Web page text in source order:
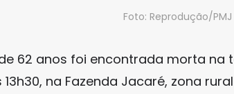
Foto: Reprodução/PMJ
62 anos foi encontrada morta na
na Fazenda Jacaré, zona